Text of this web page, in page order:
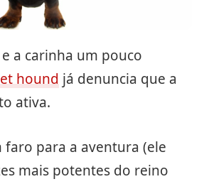
a carinha um pouco
hound já denuncia que a
ativa.
para a aventura (ele
mais potentes do reino